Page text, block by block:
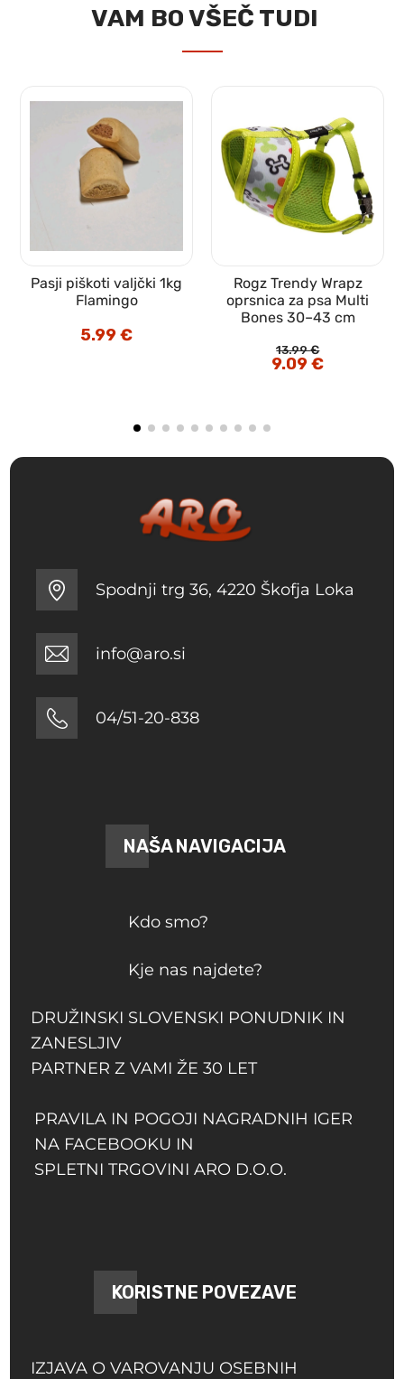
VAM BO VŠEČ TUDI
Pasji piškoti valjčki 1kg
Flamingo
5.99€
Rogz Trendy Wrapz
oprsnica za psa Multi
Bones 30–43 cm
13.99€
Izvirna
cena
9.09€Trenutna
cena
Spodnji trg 36, 4220 Škofja Loka
info@aro.si
04/51-20-838
NAŠA NAVIGACIJA
Kdo smo?
Kje nas najdete?
DRUŽINSKI SLOVENSKI PONUDNIK IN
ZANESLJIV
PARTNER Z VAMI ŽE 30 LET
PRAVILA IN POGOJI NAGRADNIH IGER
NA FACEBOOKU IN
SPLETNI TRGOVINI ARO D.O.O.
KORISTNE POVEZAVE
IZJAVA O VAROVANJU OSEBNIH